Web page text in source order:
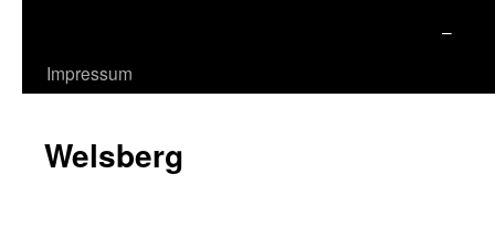
–
Impressum
Welsberg